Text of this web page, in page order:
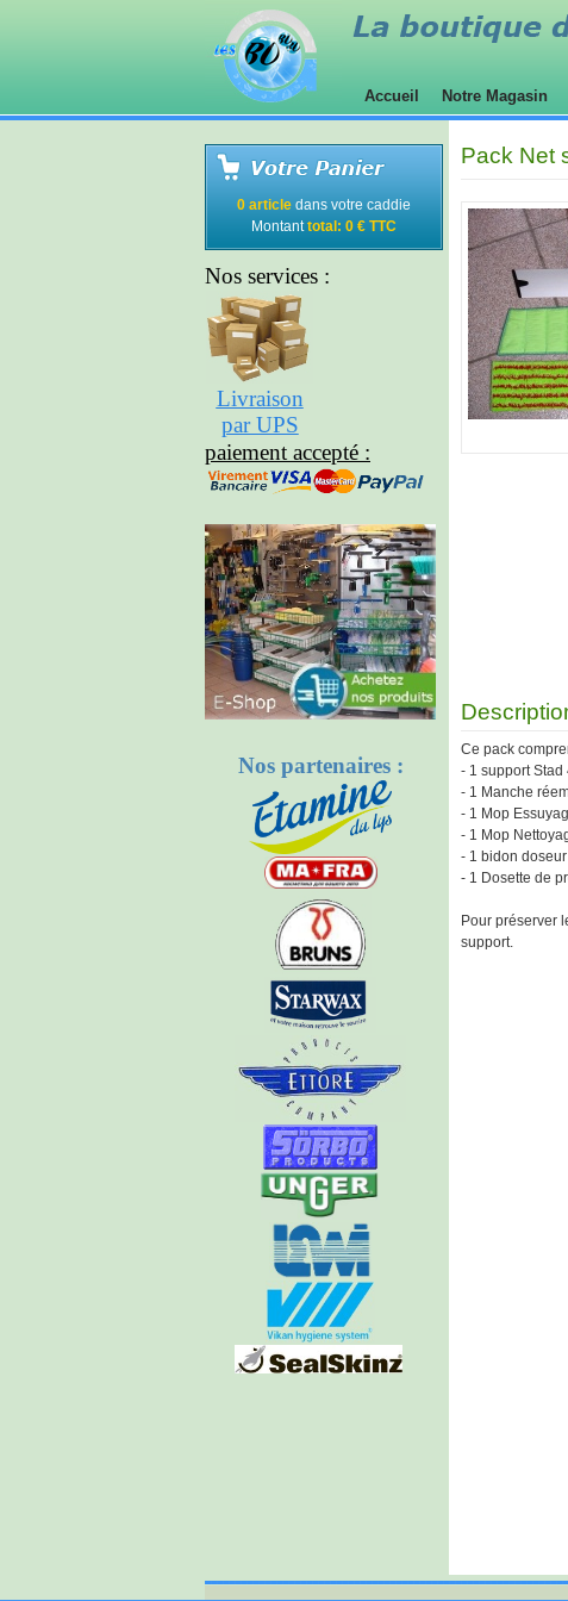
Accueil Notre Magasin
0 article dans votre caddie
Montanttotal: 0 € TTC
Nos services :
Livraison
par UPS
paiement accepté :
Nos partenaires :
Pack Net
Ce pack
- 1 support Stad
- 1 Manche
- 1 Mop
- 1 Mop
- 1 bidon
- 1 Dosette de
Pour préserver
support.